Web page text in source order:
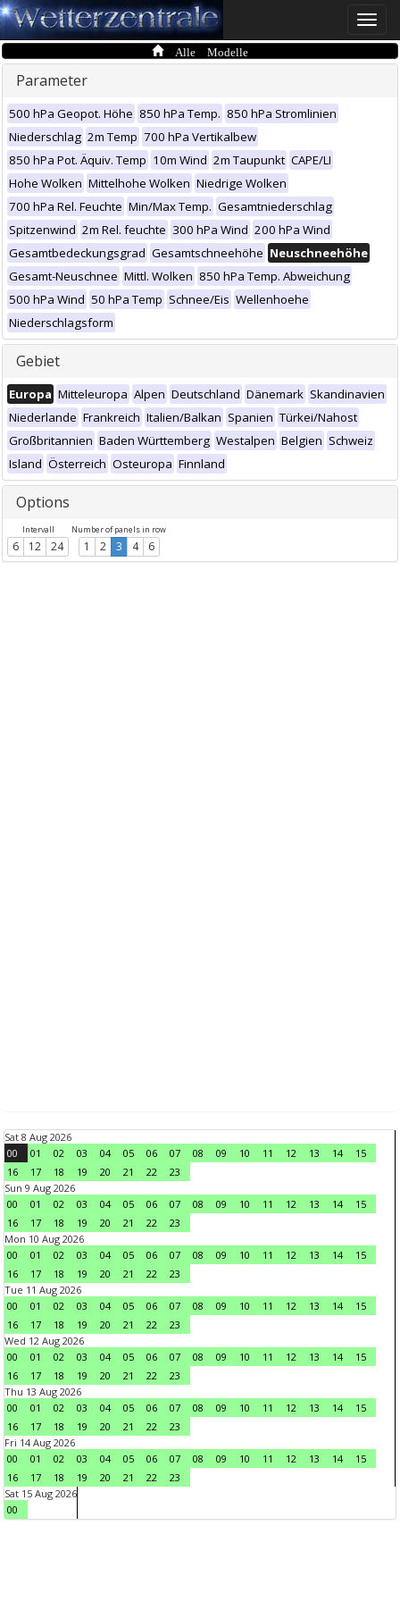
Toggle
Alle Modelle
Parameter
500 hPa Geopot. Höhe 850 hPa Temp. 850 hPa Stromlinien
Niederschlag 2m Temp 700 hPa Vertikalbew
850 hPa Pot. Äquiv. Temp 10m Wind 2m Taupunkt CAPE/LI
Hohe Wolken Mittelhohe Wolken Niedrige Wolken
700 hPa Rel. Feuchte Min/Max Temp. Gesamtniederschlag
Spitzenwind 2m Rel. feuchte 300 hPa Wind 200 hPa Wind
Gesamtbedeckungsgrad Gesamtschneehöhe Neuschneehöhe
Gesamt-Neuschnee Mittl. Wolken 850 hPa Temp. Abweichung
500 hPa Wind 50 hPa Temp Schnee/Eis Wellenhoehe
Niederschlagsform
Gebiet
Europa Mitteleuropa Alpen Deutschland Dänemark Skandinavien
Niederlande Frankreich Italien/Balkan Spanien Türkei/Nahost
Großbritannien Baden Württemberg Westalpen Belgien Schweiz
Island Österreich Osteuropa Finnland
Options
Intervall
6 12 24
Number of panels in row
1 2 3 4 6
Sat 8 Aug 2026
00
01 02 03 04 05 06 07 08 09 10 11 12 13 14
15
16
17 18 19 20 21 22
23
Sun 9 Aug 2026
00
01 02 03 04 05 06 07 08 09 10 11 12 13 14
15
16
17 18 19 20 21 22
23
Mon 10 Aug 2026
00
01 02 03 04 05 06 07 08 09 10 11 12 13 14
15
16
17 18 19 20 21 22
23
Tue 11 Aug 2026
00
01 02 03 04 05 06 07 08 09 10 11 12 13 14
15
16
17 18 19 20 21 22
23
Wed 12 Aug 2026
00
01 02 03 04 05 06 07 08 09 10 11 12 13 14
15
16
17 18 19 20 21 22
23
Thu 13 Aug 2026
00
01 02 03 04 05 06 07 08 09 10 11 12 13 14
15
16
17 18 19 20 21 22
23
Fri 14 Aug 2026
00
01 02 03 04 05 06 07 08 09 10 11 12 13 14
15
16
17 18 19 20 21 22
23
Sat 15 Aug 2026
00